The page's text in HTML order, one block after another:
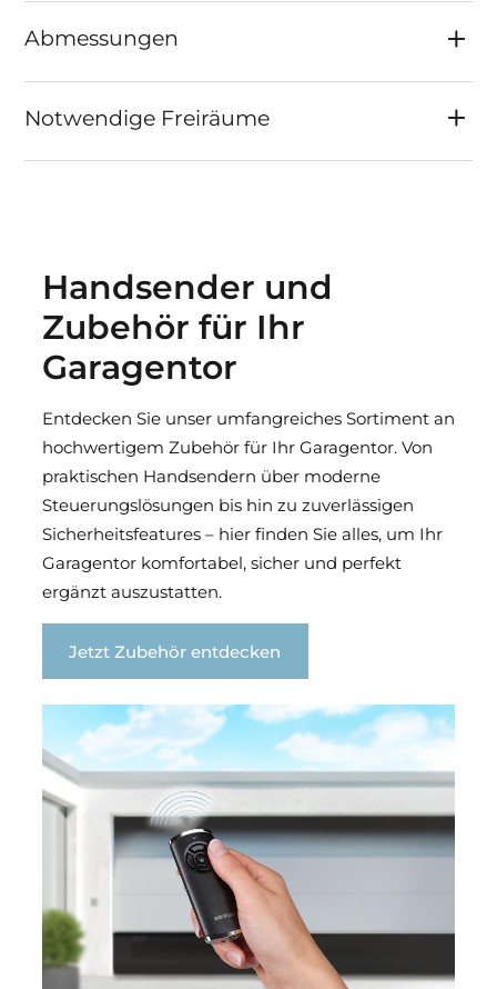
Abmessungen
Notwendige Freiräume
Handsender und
Zubehör für Ihr
Garagentor
Entdecken Sie unser umfangreiches Sortiment an
hochwertigem Zubehör für Ihr Garagentor. Von
praktischen Handsendern über moderne
Steuerungslösungen bis hin zu zuverlässigen
Sicherheitsfeatures – hier finden Sie alles, um Ihr
Garagentor komfortabel, sicher und perfekt
ergänzt auszustatten.
Jetzt Zubehör entdecken